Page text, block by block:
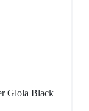
Glola Black